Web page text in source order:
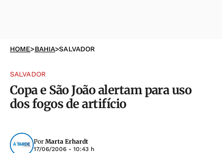
HOME>BAHIA>SALVADOR
SALVADOR
Copa e São João alertam para uso
dos fogos de artifício
Por Marta Erhardt
17/06/2006 - 10:43 h